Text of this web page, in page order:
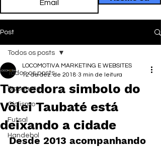
Post
Todos os posts
Basquete
Ciclismo
Futsal
Handebol
Todos os posts
Torcedora simbolo do
Vôlei Taubaté está
deixando a cidade
LOCOMOTIVA MARKETING E WEBSITES
12 de dez. de 2018 3 min de leitura
Desde 2013 acompanhando